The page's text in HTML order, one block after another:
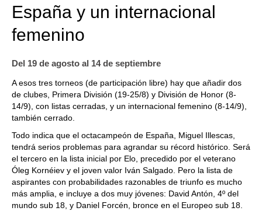
España y un internacional
femenino
Del 19 de agosto al 14 de septiembre
A esos tres torneos (de participación libre) hay que añadir dos
de clubes, Primera División (19-25/8) y División de Honor (8-
14/9), con listas cerradas, y un internacional femenino (8-14/9),
también cerrado.
Todo indica que el octacampeón de España, Miguel Illescas,
tendrá serios problemas para agrandar su récord histórico. Será
el tercero en la lista inicial por Elo, precedido por el veterano
Óleg Kornéiev y el joven valor Iván Salgado. Pero la lista de
aspirantes con probabilidades razonables de triunfo es mucho
más amplia, e incluye a dos muy jóvenes: David Antón, 4º del
mundo sub 18, y Daniel Forcén, bronce en el Europeo sub 18.